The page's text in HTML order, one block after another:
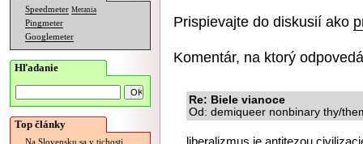
Speedmeter Merania
Pingmeter
Googlemeter
Hľadanie
Top články
Na Slovensku sa v tichosti
Prispievajte do diskusií ako
Komentár, na ktorý
Re: Biele vianoce
Od: demiqueer nonbinary thy/
liberalizmus je antitezou